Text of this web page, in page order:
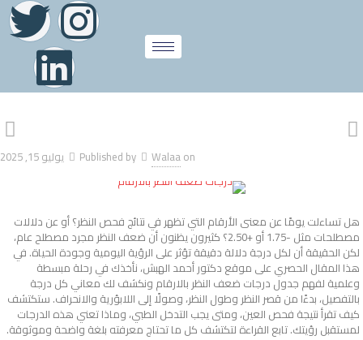
Published by Walaaon يوليو 15, 2025
هل تساءلت يومًا عن معنى الأرقام التي تظهر في نتائج فحص النظر؟ أو عن دلالات
مصطلحات مثل -1.75 أو +2.50؟ كثيرون يظنون أن ضعف النظر مجرد مصطلح عام،
لكن الحقيقة أن لكل درجة دلالة دقيقة تؤثر على الرؤية اليومية وجودة الحياة. في
هذا المقال الحصري على موقع دكتور أحمد الهبش، نأخذك في رحلة مبسطة
وعلمية لفهم جدول درجات ضعف النظر بالارقام ونكشف لك معاني كل درجة
بالتفصيل، بدءًا من قصر النظر وطول النظر، وصولًا إلى اللابؤرية والانحراف. ستكتشف
كيف تقرأ نتيجة فحص العين، ومتى يجب التدخل الطبي، وماذا تعني هذه الدرجات
لمستقبل رؤيتك. تابع القراءة لتكتشف كل ما تحتاج معرفته بلغة واضحة وموثوقة.